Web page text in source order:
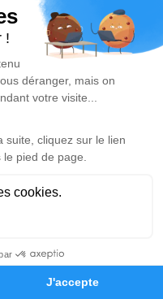
Hommages
ferait plaisir.
hommage est
Je rends hommage